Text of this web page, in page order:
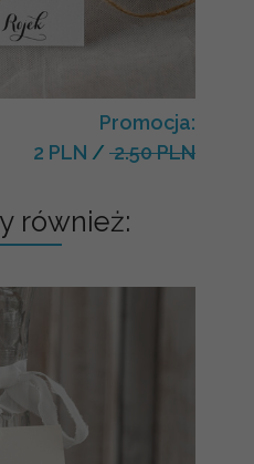
Promocja:
2 PLN / 2.50 PLN
również: